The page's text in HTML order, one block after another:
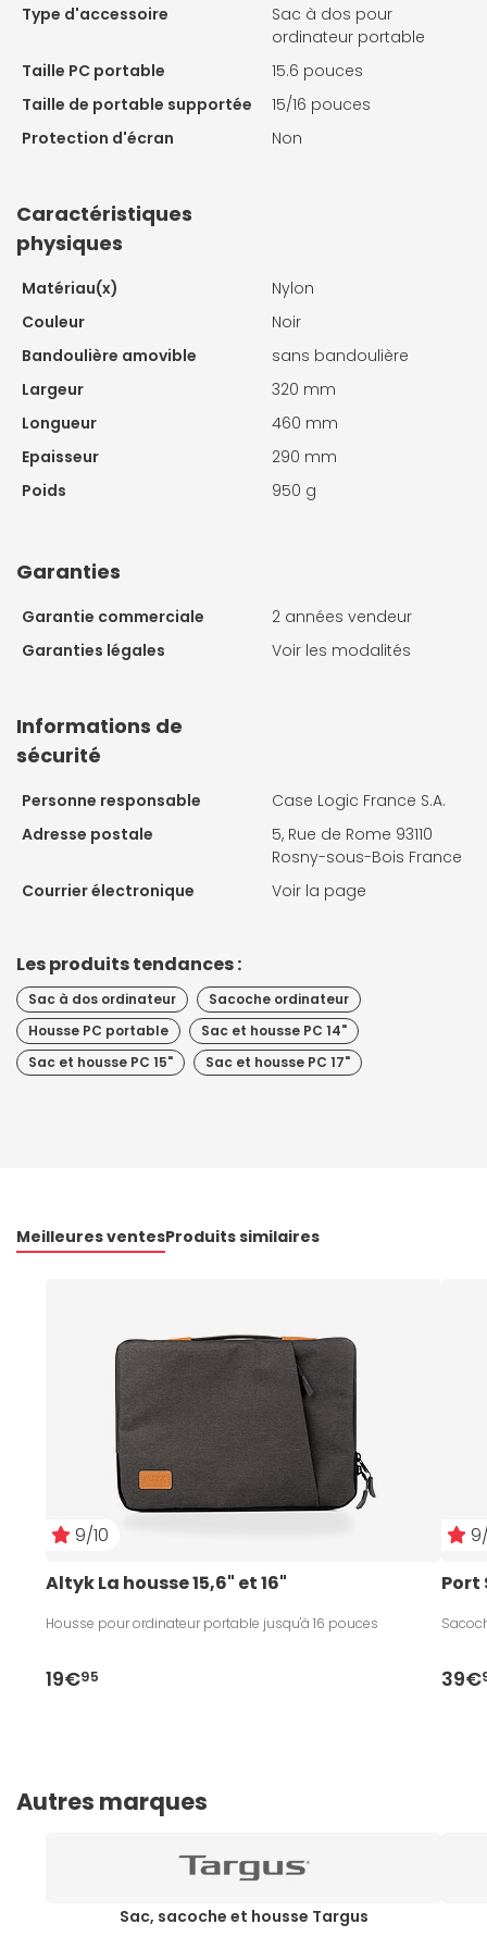
Type d'accessoire
Sac à dos pour
ordinateur portable
Taille PC portable
15.6 pouces
Taille de portable supportée
15/16 pouces
Protection d'écran
Non
Caractéristiques
physiques
Matériau(x)
Nylon
Couleur
Noir
Bandoulière amovible
sans bandoulière
Largeur
320 mm
Longueur
460 mm
Epaisseur
290 mm
Poids
950 g
Garanties
Garantie commerciale
2 années vendeur
Garanties légales
Voir les modalités
Informations de
sécurité
Personne responsable
Case Logic France S.A.
Adresse postale
5, Rue de Rome 93110
Rosny-sous-Bois France
Courrier électronique
Voir la page
Les produits tendances :
Sac à dos ordinateur
Sacoche ordinateur
Housse PC portable
Sac et housse PC 14"
Sac et housse PC 15"
Sac et housse PC 17"
Meilleures ventesProduits similaires
9/10
Altyk La housse 15,6" et 16"
Housse pour ordinateur portable jusqu'à 16 pouces
19€95
Port
39€
Autres marques
Sac, sacoche et housse Targus